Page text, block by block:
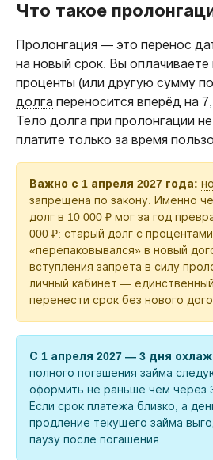
Что такое
Пролонгация — это перенос
на новый срок. Вы оплачиваете
проценты (или другую сумму
долга переносится вперёд на
Тело долга при пролонгации
платите только за время
Важно с 1 апреля 2027 года:
запрещена по закону. Именно
долг в 10 000 ₽ мог за год
000 ₽: старый долг с процентами
«перепаковывался» в новый
вступления запрета в силу
личный кабинет —
перенести срок без нового
С 1 апреля 2027 — 3 дня
полного погашения займа
оформить не раньше чем через
Если срок платежа близко, а
продление текущего займа
паузу после погашения.